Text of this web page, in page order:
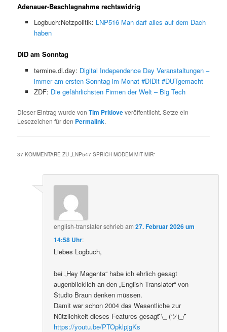
Adenauer-Beschlagnahme rechtswidrig
Logbuch:Netzpolitik: LNP516 Man darf alles auf dem Dach
haben
DID am Sonntag
termine.di.day: Digital Independence Day Veranstaltungen –
immer am ersten Sonntag im Monat #DIDit #DUTgemacht
ZDF: Die gefährlichsten Firmen der Welt – Big Tech
Dieser Eintrag wurde vonTim Pritloveveröffentlicht. Setze ein
Lesezeichen für den Permalink.
37 KOMMENTARE ZU „LNP547 SPRICH MODEM MIT MIR“
english-translaterschriebam27. Februar 2026 um
14:58 Uhr:
Liebes Logbuch,
bei „Hey Magenta“ habe ich ehrlich gesagt
augenblicklich an den „English Translater“ von
Studio Braun denken müssen.
Damit war schon 2004 das Wesentliche zur
Nützlichkeit dieses Features gesagt ̄\_ (ツ)_/ ̄
https://youtu.be/PTOpklpjgKs